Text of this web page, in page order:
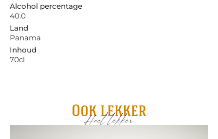
Alcohol percentage
40.0
Land
Panama
Inhoud
70cl
Ook lekker
Heel lekker